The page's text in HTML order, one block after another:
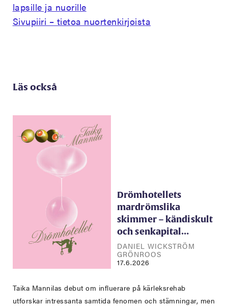
lapsille ja nuorille
Sivupiiri – tietoa nuortenkirjoista
Läs också
Drömhotellets
mardrömslika
skimmer – kändiskult
och senkapital…
DANIEL WICKSTRÖM
GRÖNROOS
17.6.2026
Taika Mannilas debut om influerare på kärleksrehab
utforskar intressanta samtida fenomen och stämningar, men